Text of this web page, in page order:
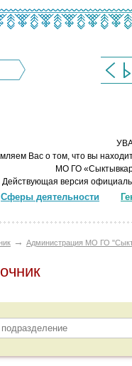
Вас о том, что вы
МО ГО
Действующая версия
Сферы деятельности
→ Администрация МО ГО